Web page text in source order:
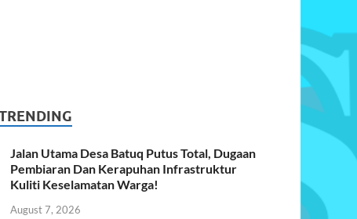
Jalan Utama Desa Batuq Putus Total, Dugaan
Pembiaran Dan Kerapuhan Infrastruktur
Kuliti Keselamatan Warga!
August 7, 2026